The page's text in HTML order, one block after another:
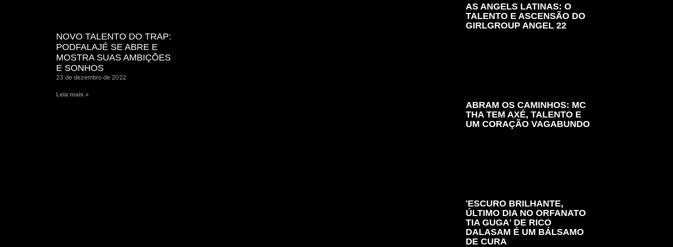
NOVO TALENTO DO TRAP:
PODFALAJÉ SE ABRE E
MOSTRA SUAS AMBIÇÕES
E SONHOS
23 de dezembro de 2022
Leia mais »
AS ANGELS LATINAS: O
TALENTO E ASCENSÃO DO
GIRLGROUP ANGEL 22
ABRAM OS CAMINHOS: MC
THA TEM AXÉ, TALENTO E
UM CORAÇÃO VAGABUNDO
'ESCURO BRILHANTE,
ÚLTIMO DIA NO ORFANATO
TIA GUGA' DE RICO
DALASAM É UM BÁLSAMO
DE CURA